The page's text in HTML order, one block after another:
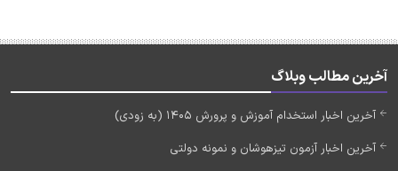
آخرین مطالب وبلاگ
آخرین اخبار استخدام آموزش و پرورش 1405 (به زودی)
آخرین اخبار آزمون تیزهوشان و نمونه دولتی